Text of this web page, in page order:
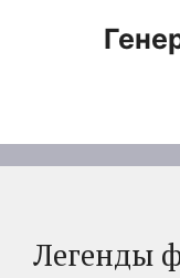
Легенды